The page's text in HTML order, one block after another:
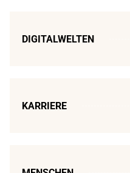
DIGITALWELTEN
KARRIERE